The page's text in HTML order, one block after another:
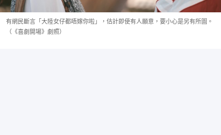
有網民斷言「大陸女仔都唔嫁你啦」，估計即使有人願意，要小心是另有所圖。
（《喜劇開場》劇照）